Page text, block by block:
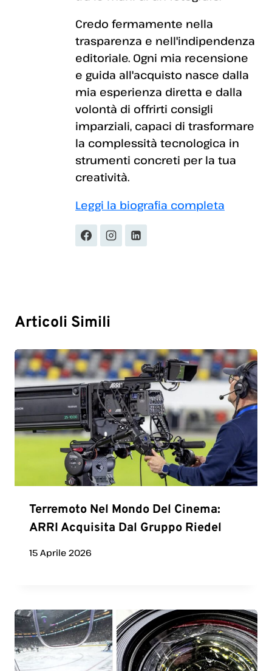
Credo fermamente nella
trasparenza e nell'indipendenza
editoriale. Ogni mia recensione
e guida all'acquisto nasce dalla
mia esperienza diretta e dalla
volontà di offrirti consigli
imparziali, capaci di trasformare
la complessità tecnologica in
strumenti concreti per la tua
creatività.
Leggi la biografia completa
Articoli Simili
Terremoto Nel Mondo Del Cinema:
ARRI Acquisita Dal Gruppo Riedel
15 Aprile 2026